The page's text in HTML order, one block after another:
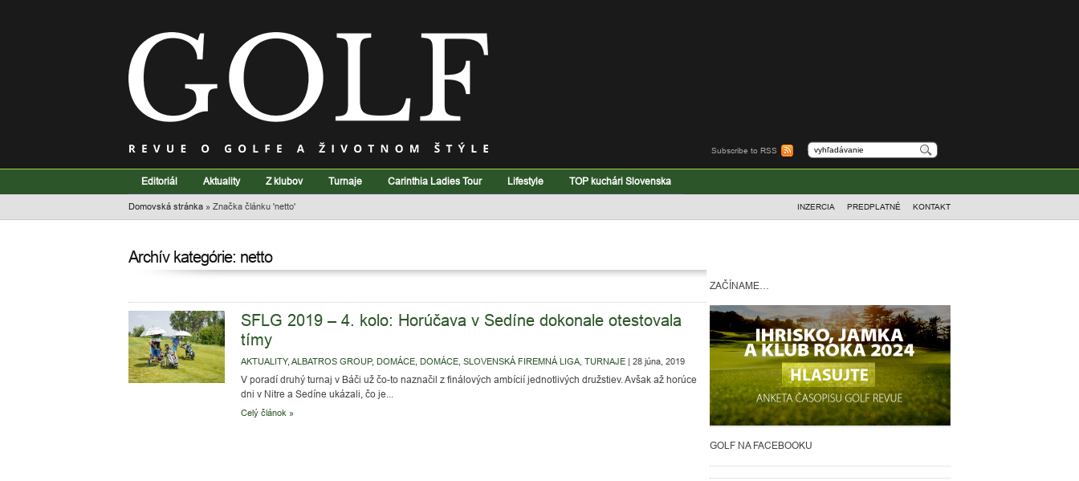
Subscribe to RSS
Editoriál Aktuality Z klubov Turnaje Carinthia Ladies Tour Lifestyle TOP kuchári Slovenska
Domovská stránka » Značka článku 'netto' INZERCIA PREDPLATNÉ KONTAKT
Archív kategórie: netto
SFLG 2019 – 4. kolo: Horúčava v Sedíne dokonale otestovala
tímy
AKTUALITY, ALBATROS GROUP, DOMÁCE, DOMÁCE, SLOVENSKÁ FIREMNÁ LIGA, TURNAJE | 28 júna, 2019
V poradí druhý turnaj v Báči už čo-to naznačil z finálových ambícií jednotlivých družstiev. Avšak až horúce
dni v Nitre a Sedíne ukázali, čo je...
Celý článok »
ZAČÍNAME…
GOLF NA FACEBOOKU